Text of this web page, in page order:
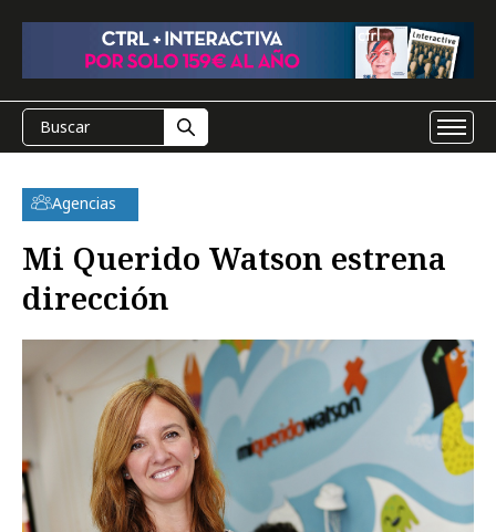
Agencias
Mi Querido Watson estrena
dirección